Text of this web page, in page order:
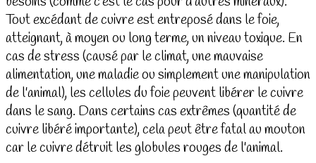
Tout excédant de cuivre est entreposé dans le foie,
atteignant, à moyen ou long terme, un niveau toxique. En
cas de stress (causé par le climat, une mauvaise
alimentation, une maladie ou simplement une manipulation
de l'animal), les cellules du foie peuvent libérer le cuivre
dans le sang. Dans certains cas extrêmes (quantité de
cuivre libéré importante), cela peut être fatal au mouton
car le cuivre détruit les globules rouges de l'animal.